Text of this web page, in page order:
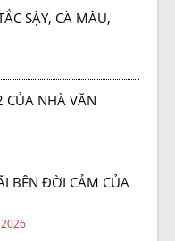
SẬY, CÀ MÂU,
CỦA NHÀ VĂN
BÊN ĐỜI CẢM CỦA
2026